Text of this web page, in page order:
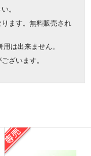
。
ます。無料販売され
は出来ません。
ざいます。